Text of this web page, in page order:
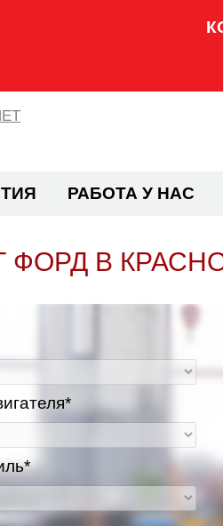
РАБОТА У НАС
ФОРД В